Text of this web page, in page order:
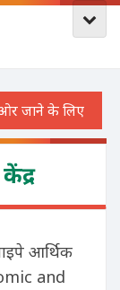
आर्थिक
and